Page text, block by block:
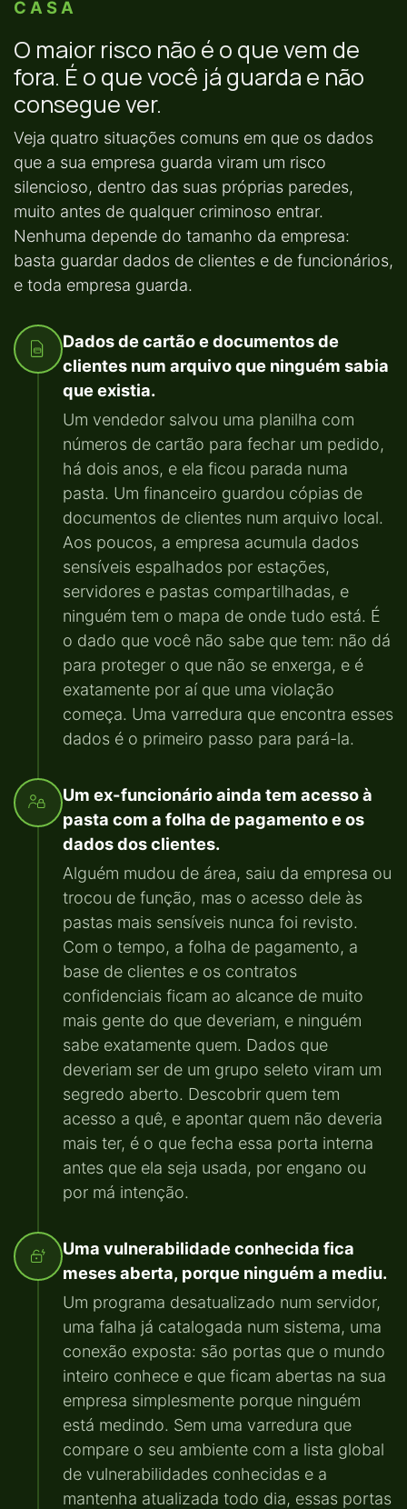
CASA
O maior risco não é o que vem de
fora. É o que você já guarda e não
consegue ver.
Veja quatro situações comuns em que os dados
que a sua empresa guarda viram um risco
silencioso, dentro das suas próprias paredes,
muito antes de qualquer criminoso entrar.
Nenhuma depende do tamanho da empresa:
basta guardar dados de clientes e de funcionários,
e toda empresa guarda.
Dados de cartão e documentos de
clientes num arquivo que ninguém sabia
que existia.
Um vendedor salvou uma planilha com
números de cartão para fechar um pedido,
há dois anos, e ela ficou parada numa
pasta. Um financeiro guardou cópias de
documentos de clientes num arquivo local.
Aos poucos, a empresa acumula dados
sensíveis espalhados por estações,
servidores e pastas compartilhadas, e
ninguém tem o mapa de onde tudo está. É
o dado que você não sabe que tem: não dá
para proteger o que não se enxerga, e é
exatamente por aí que uma violação
começa. Uma varredura que encontra esses
dados é o primeiro passo para pará-la.
Um ex-funcionário ainda tem acesso à
pasta com a folha de pagamento e os
dados dos clientes.
Alguém mudou de área, saiu da empresa ou
trocou de função, mas o acesso dele às
pastas mais sensíveis nunca foi revisto.
Com o tempo, a folha de pagamento, a
base de clientes e os contratos
confidenciais ficam ao alcance de muito
mais gente do que deveriam, e ninguém
sabe exatamente quem. Dados que
deveriam ser de um grupo seleto viram um
segredo aberto. Descobrir quem tem
acesso a quê, e apontar quem não deveria
mais ter, é o que fecha essa porta interna
antes que ela seja usada, por engano ou
por má intenção.
Uma vulnerabilidade conhecida fica
meses aberta, porque ninguém a mediu.
Um programa desatualizado num servidor,
uma falha já catalogada num sistema, uma
conexão exposta: são portas que o mundo
inteiro conhece e que ficam abertas na sua
empresa simplesmente porque ninguém
está medindo. Sem uma varredura que
compare o seu ambiente com a lista global
de vulnerabilidades conhecidas e a
mantenha atualizada todo dia, essas portas